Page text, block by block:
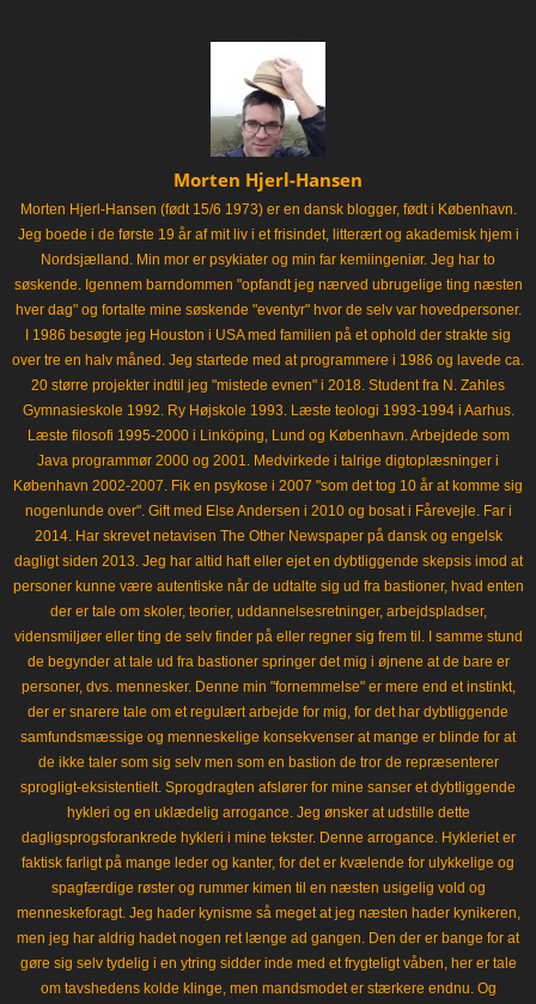
Morten Hjerl-Hansen
Morten Hjerl-Hansen (født 15/6 1973) er en dansk blogger, født i København.
Jeg boede i de første 19 år af mit liv i et frisindet, litterært og akademisk hjem i
Nordsjælland. Min mor er psykiater og min far kemiingeniør. Jeg har to
søskende. Igennem barndommen "opfandt jeg nærved ubrugelige ting næsten
hver dag" og fortalte mine søskende "eventyr" hvor de selv var hovedpersoner.
I 1986 besøgte jeg Houston i USA med familien på et ophold der strakte sig
over tre en halv måned. Jeg startede med at programmere i 1986 og lavede ca.
20 større projekter indtil jeg "mistede evnen" i 2018. Student fra N. Zahles
Gymnasieskole 1992. Ry Højskole 1993. Læste teologi 1993-1994 i Aarhus.
Læste filosofi 1995-2000 i Linköping, Lund og København. Arbejdede som
Java programmør 2000 og 2001. Medvirkede i talrige digtoplæsninger i
København 2002-2007. Fik en psykose i 2007 "som det tog 10 år at komme sig
nogenlunde over". Gift med Else Andersen i 2010 og bosat i Fårevejle. Far i
2014. Har skrevet netavisen The Other Newspaper på dansk og engelsk
dagligt siden 2013. Jeg har altid haft eller ejet en dybtliggende skepsis imod at
personer kunne være autentiske når de udtalte sig ud fra bastioner, hvad enten
der er tale om skoler, teorier, uddannelsesretninger, arbejdspladser,
vidensmiljøer eller ting de selv finder på eller regner sig frem til. I samme stund
de begynder at tale ud fra bastioner springer det mig i øjnene at de bare er
personer, dvs. mennesker. Denne min "fornemmelse" er mere end et instinkt,
der er snarere tale om et regulært arbejde for mig, for det har dybtliggende
samfundsmæssige og menneskelige konsekvenser at mange er blinde for at
de ikke taler som sig selv men som en bastion de tror de repræsenterer
sprogligt-eksistentielt. Sprogdragten afslører for mine sanser et dybtliggende
hykleri og en uklædelig arrogance. Jeg ønsker at udstille dette
dagligsprogsforankrede hykleri i mine tekster. Denne arrogance. Hykleriet er
faktisk farligt på mange leder og kanter, for det er kvælende for ulykkelige og
spagfærdige røster og rummer kimen til en næsten usigelig vold og
menneskeforagt. Jeg hader kynisme så meget at jeg næsten hader kynikeren,
men jeg har aldrig hadet nogen ret længe ad gangen. Den der er bange for at
gøre sig selv tydelig i en ytring sidder inde med et frygteligt våben, her er tale
om tavshedens kolde klinge, men mandsmodet er stærkere endnu. Og